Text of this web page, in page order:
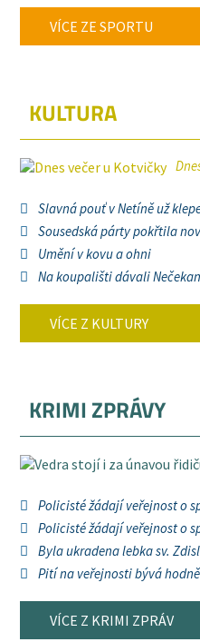
VÍCE ZE SPORTU
KULTURA
Slavná pouť v Netíně už
Sousedská párty pokřtila
Umění v kovu a ohni
Na koupališti dávali
VÍCE Z KULTURY
KRIMI ZPRÁVY
Policisté žádají veřejnost o
Policisté žádají veřejnost o
Byla ukradena lebka sv.
Pití na veřejnosti bývá
VÍCE Z KRIMI ZPRÁV